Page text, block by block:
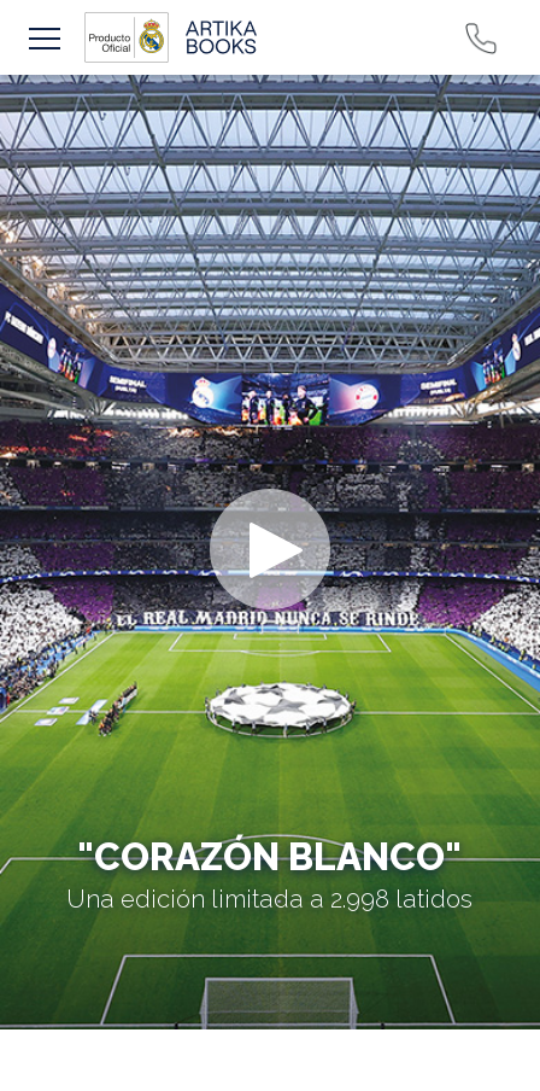
"CORAZÓN BLANCO"
Una edición limitada a 2.998 latidos